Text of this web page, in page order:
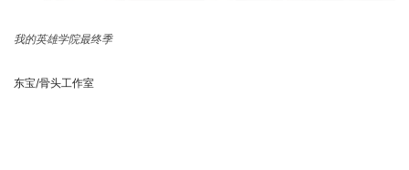
我的英雄学院最终季
东宝/骨头工作室